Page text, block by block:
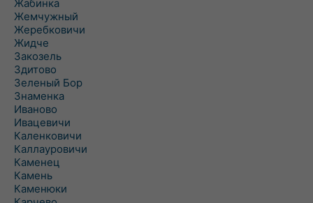
Жабинка
Жемчужный
Жеребковичи
Жидче
Закозель
Здитово
Зеленый Бор
Знаменка
Иваново
Ивацевичи
Каленковичи
Каллауровичи
Каменец
Камень
Каменюки